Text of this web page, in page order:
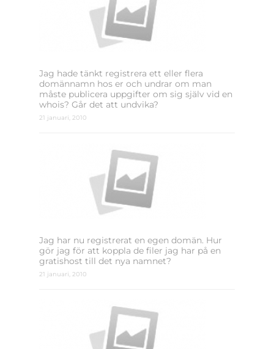
Jag hade tänkt registrera ett eller flera
domännamn hos er och undrar om man
måste publicera uppgifter om sig själv vid en
whois? Går det att undvika?
21 januari, 2010
Jag har nu registrerat en egen domän. Hur
gör jag för att koppla de filer jag har på en
gratishost till det nya namnet?
21 januari, 2010